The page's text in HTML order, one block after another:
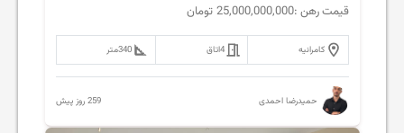
قیمت رهن :25,000,000,000 تومان
کامرانیه 4اتاق 340متر
حمیدرضا احمدی 259 روز پیش